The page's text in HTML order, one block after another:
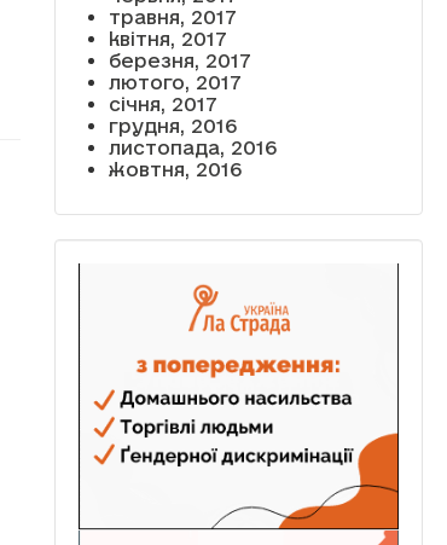
травня, 2017
квітня, 2017
березня, 2017
лютого, 2017
січня, 2017
грудня, 2016
листопада, 2016
жовтня, 2016